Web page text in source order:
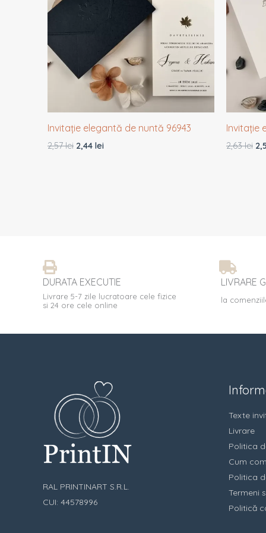
Invitație elegantă de nuntă 96943
2,57lei 2,44 lei
Invitație
2,63lei
DURATA EXECUTIE
Livrare 5-7 zile lucratoare cele fizice
si 24 ore cele online
LIVRARE
la
RAL PRINTINART S.R.L.
CUI: 44578996
Texte
Livrare
Politica
Cum
Politica
Termeni
Politică